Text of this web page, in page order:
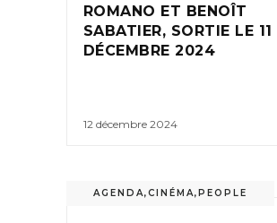
ROMANO ET BENOÎT
SABATIER, SORTIE LE 11
DÉCEMBRE 2024
12 décembre 2024
AGENDA,CINÉMA,PEOPLE